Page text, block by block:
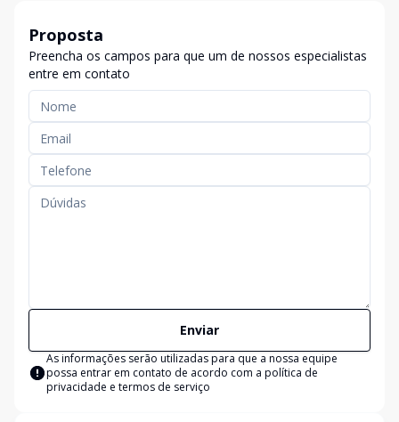
Proposta
Preencha os campos para que um de nossos especialistas
entre em contato
Enviar
As informações serão utilizadas para que a nossa equipe
possa entrar em contato de acordo com a política de
privacidade e termos de serviço